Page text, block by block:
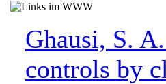
Ghausi, S.
controls by